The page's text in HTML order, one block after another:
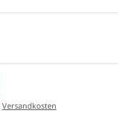
Versandkosten